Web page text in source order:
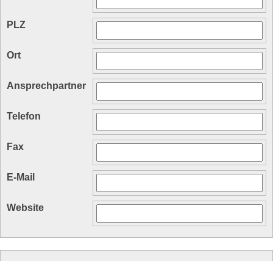
PLZ
Ort
Ansprechpartner
Telefon
Fax
E-Mail
Website